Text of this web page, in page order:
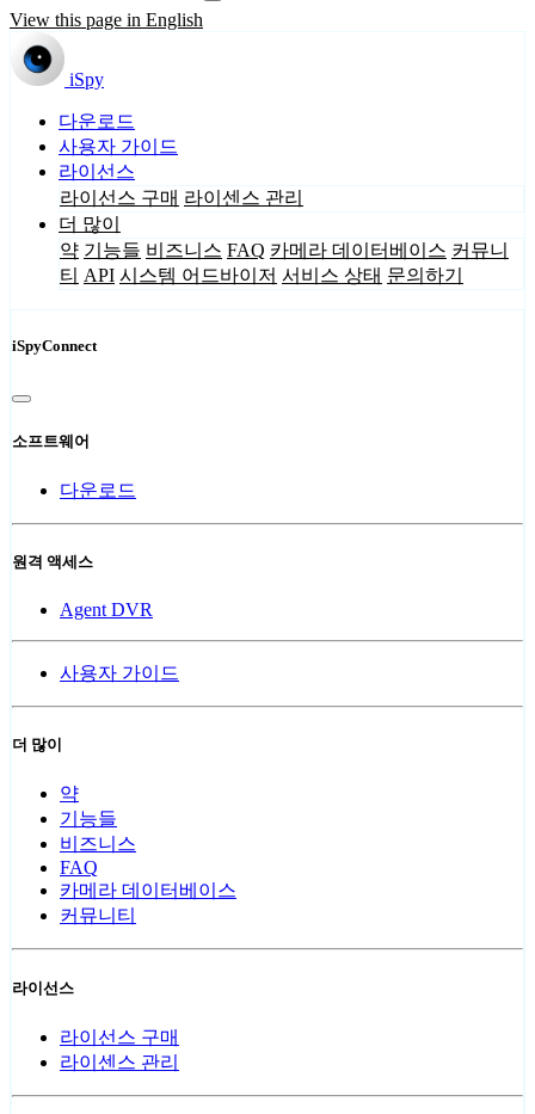
View this page in English
iSpy
다운로드
사용자 가이드
라이선스
라이선스 구매 라이센스 관리
더 많이
약 기능들 비즈니스 FAQ 카메라 데이터베이스 커뮤니
티 API 시스템 어드바이저 서비스 상태 문의하기
iSpyConnect
소프트웨어
다운로드
원격 액세스
Agent DVR
사용자 가이드
더 많이
약
기능들
비즈니스
FAQ
카메라 데이터베이스
커뮤니티
라이선스
라이선스 구매
라이센스 관리